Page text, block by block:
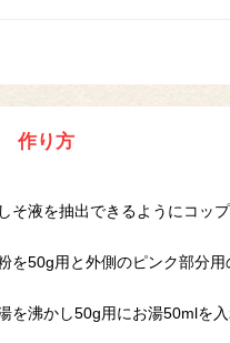
作り方
そ液を抽出できるようにコッ
を50g用と外側のピンク部分
を沸かし50g用にお湯50mlを